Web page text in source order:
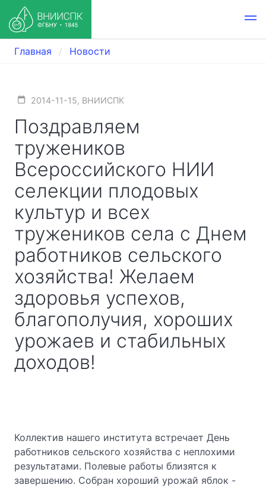
Главная Новости
2014-11-15, ВНИИСПК
Поздравляем
тружеников
Всероссийского НИИ
селекции плодовых
культур и всех
тружеников села с Днем
работников сельского
хозяйства! Желаем
здоровья успехов,
благополучия, хороших
урожаев и стабильных
доходов!
Коллектив нашего института встречает День
работников сельского хозяйства с неплохими
результатами. Полевые работы близятся к
завершению. Собран хороший урожай яблок -